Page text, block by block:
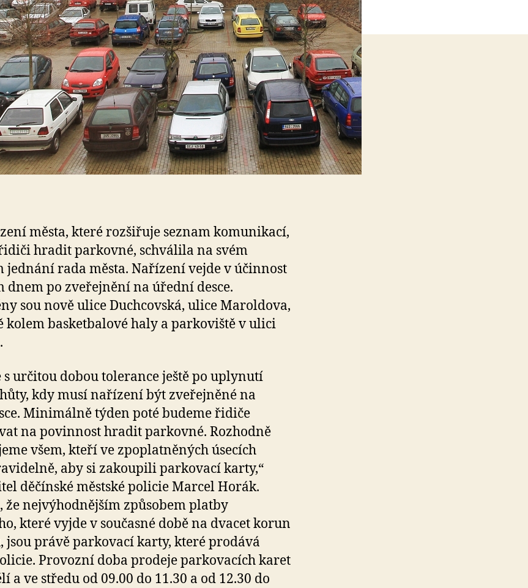
města, které rozšiřuje seznam komunikací,
hradit parkovné, schválila na svém
jednání rada města. Nařízení vejde v účinnost
dnem po zveřejnění na úřední desce.
sou nově ulice Duchcovská, ulice Maroldova,
kolem basketbalové haly a parkoviště v ulici
s určitou dobou tolerance ještě po uplynutí
kdy musí nařízení být zveřejněné na
Minimálně týden poté budeme řidiče
na povinnost hradit parkovné. Rozhodně
všem, kteří ve zpoplatněných úsecích
aby si zakoupili parkovací karty,“
děčínské městské policie Marcel Horák.
že nejvýhodnějším způsobem platby
které vyjde v současné době na dvacet korun
jsou právě parkovací karty, které prodává
Provozní doba prodeje parkovacích karet
a ve středu od 09.00 do 11.30 a od 12.30 do